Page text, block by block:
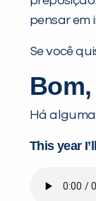
pensar em
Se você
Há
This year